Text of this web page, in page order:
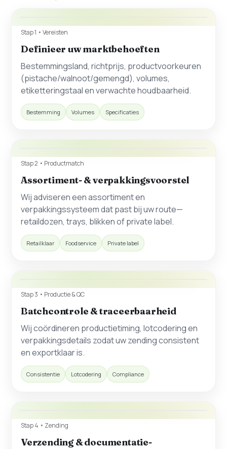
Stap 1 • Vereisten
Definieer uw marktbehoeften
Bestemmingsland, richtprijs, productvoorkeuren
(pistache/walnoot/gemengd), volumes,
etiketteringstaal en verwachte houdbaarheid.
Bestemming Volumes Specificaties
Stap 2 • Productmatch
Assortiment- & verpakkingsvoorstel
Wij adviseren een assortiment en
verpakkingssysteem dat past bij uw route—
retaildozen, trays, blikken of private label.
Retailklaar Foodservice Private label
Stap 3 • Productie & QC
Batchcontrole & traceerbaarheid
Wij coördineren productietiming, lotcodering en
verpakkingsdetails zodat uw zending consistent
en exportklaar is.
Consistentie Lotcodering Compliance
Stap 4 • Zending
Verzending & documentatie-